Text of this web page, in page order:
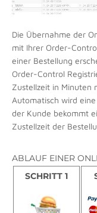
Die Übernahme der
mit Ihrer Order-
einer Bestellung
Order-Control
Zustellzeit in Minuten
Automatisch wird
der Kunde bekommt
Zustellzeit der
ABLAUF EINER
SCHRITT 1